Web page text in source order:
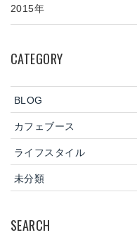
2015年
CATEGORY
BLOG
カフェブース
ライフスタイル
未分類
SEARCH